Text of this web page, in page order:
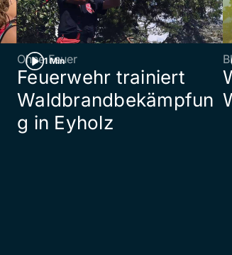
1 Min
Ohne Feuer
Feuerwehr trainiert
Waldbrandbekämpfun
g in Eyholz